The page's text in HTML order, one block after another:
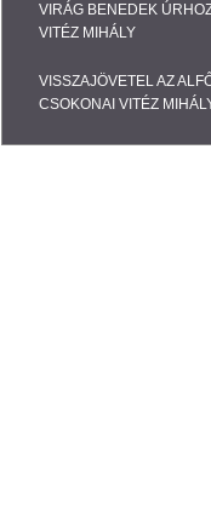
VIRÁG BENEDEK
VITÉZ MIHÁLY
VISSZAJÖVETEL AZ
CSOKONAI VITÉZ
Webáruházak,